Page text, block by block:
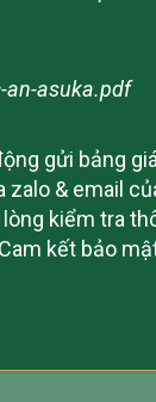
an-asuka.pdf
gửi bảng
zalo & email
kiểm tra
kết bảo